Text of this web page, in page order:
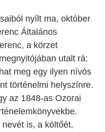
nyílt ma, október
Általános
a körzet
utalt rá:
meg egy ilyen nívós
történelmi helyszínre.
az 1848-as Ozorai
is, a költőét,